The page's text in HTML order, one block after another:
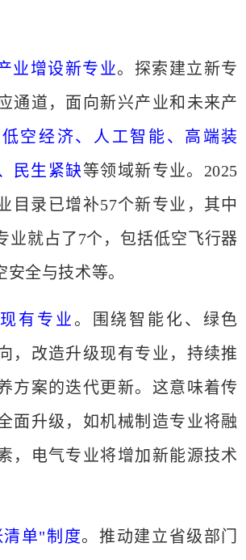
业增设新专业。探索建立新专
通道，面向新兴产业和未来产
低空经济、人工智能、高端装
民生紧缺等领域新专业。 2025
目录已增补57个新专业，其中
业就占了7个，包括低空飞行器
全与技术等。
有专业 。围绕智能化、绿色
，改造升级现有专业，持续推
方案的迭代更新。这意味着传
面升级，如机械制造专业将融
，电气专业将增加新能源技术
单"制度。推动建立省级部门